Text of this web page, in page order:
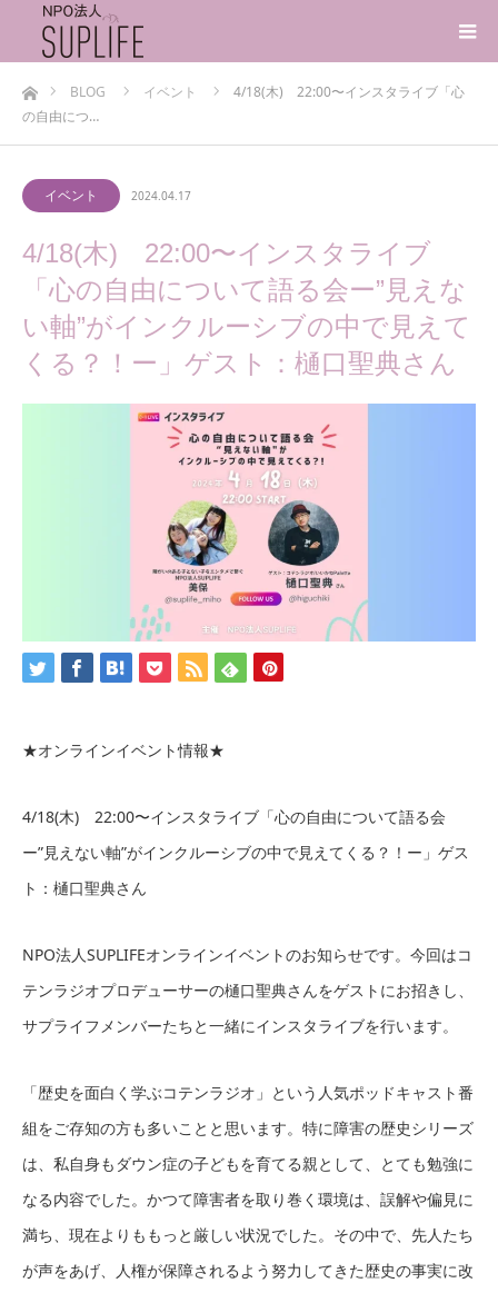
ホームBLOG イベント
4/18(木) 22:00〜インスタライブ「心
の自由につ…
イベント 2024.04.17
4/18(木) 22:00〜インスタライブ
「心の自由について語る会ー”見えな
い軸”がインクルーシブの中で見えて
くる？！ー」ゲスト：樋口聖典さん
★オンラインイベント情報★
4/18(木) 22:00〜インスタライブ「心の自由について語る会
ー”見えない軸”がインクルーシブの中で見えてくる？！ー」ゲス
ト：樋口聖典さん
NPO法人SUPLIFEオンラインイベントのお知らせです。今回はコ
テンラジオプロデューサーの樋口聖典さんをゲストにお招きし、
サプライフメンバーたちと一緒にインスタライブを行います。
「歴史を面白く学ぶコテンラジオ」という人気ポッドキャスト番
組をご存知の方も多いことと思います。特に障害の歴史シリーズ
は、私自身もダウン症の子どもを育てる親として、とても勉強に
なる内容でした。かつて障害者を取り巻く環境は、誤解や偏見に
満ち、現在よりももっと厳しい状況でした。その中で、先人たち
が声をあげ、人権が保障されるよう努力してきた歴史の事実に改